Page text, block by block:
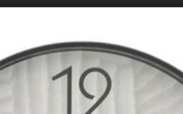
PUNTOS DE VENTA CÓMO COMPRAR